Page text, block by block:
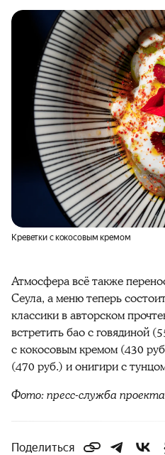
Креветки с кокосовым кремом
Атмосфера всё также
Сеула, а меню теперь
классики в авторском
встретить бао с говядиной
с кокосовым кремом (430
(470 руб.) и онигири с
Фото: пресс-служба проекта
Поделиться